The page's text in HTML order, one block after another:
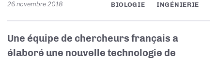
26 novembre 2018 BIOLOGIE INGÉNIERIE
Une équipe de chercheurs français a
élaboré une nouvelle technologie de